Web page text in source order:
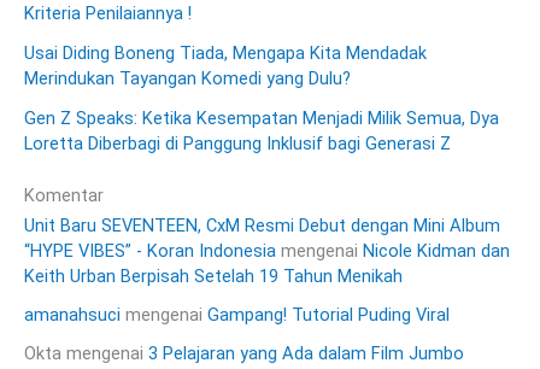
Kriteria Penilaiannya !
Usai Diding Boneng Tiada, Mengapa Kita Mendadak
Merindukan Tayangan Komedi yang Dulu?
Gen Z Speaks: Ketika Kesempatan Menjadi Milik Semua, Dya
Loretta Diberbagi di Panggung Inklusif bagi Generasi Z
Komentar
Unit Baru SEVENTEEN, CxM Resmi Debut dengan Mini Album
“HYPE VIBES” - Koran Indonesia mengenai Nicole Kidman dan
Keith Urban Berpisah Setelah 19 Tahun Menikah
amanahsuci mengenai Gampang! Tutorial Puding Viral
Okta mengenai 3 Pelajaran yang Ada dalam Film Jumbo